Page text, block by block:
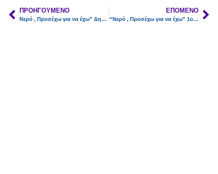
ΠΡΟΗΓΟΎΜΕΝΟ
Νερό , Προσέχω για να έχω” Δημ. Σχολείο Βολισσού
ΕΠΌΜΕΝΟ
“Νερό , Προσέχω για να έχω” 1ο Δημοτικό σχολείο χίου